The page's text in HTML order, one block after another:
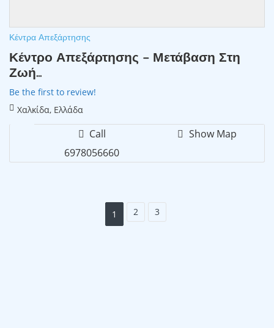
Κέντρα Απεξάρτησης
Κέντρο Απεξάρτησης – Μετάβαση Στη
Ζωή...
Be the first to review!
Χαλκίδα, Ελλάδα
Call
6978056660
Show Map
1 2 3